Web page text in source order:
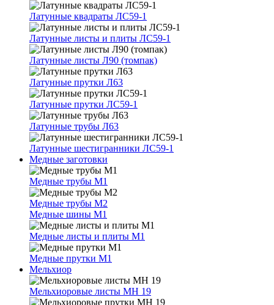
Латунные квадраты ЛС59-1
Латунные листы и плиты ЛС59-1
Латунные листы Л90 (томпак)
Латунные прутки Л63
Латунные прутки ЛС59-1
Латунные трубы Л63
Латунные шестигранники ЛС59-1
Медные заготовки
Медные трубы М1
Медные трубы М2
Медные шины М1
Медные листы и плиты М1
Медные прутки М1
Мельхиор
Мельхиоровые листы МН 19